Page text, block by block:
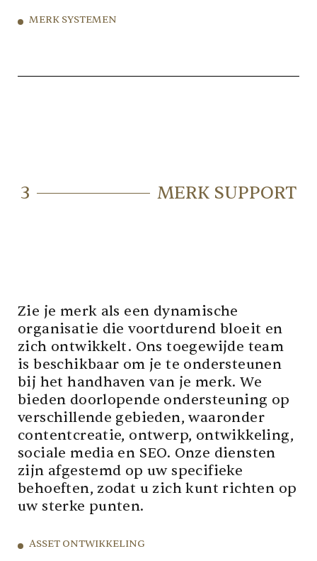
MERK SYSTEMEN
3 MERK SUPPORT
Zie je merk als een dynamische
organisatie die voortdurend bloeit en
zich ontwikkelt. Ons toegewijde team
is beschikbaar om je te ondersteunen
bij het handhaven van je merk. We
bieden doorlopende ondersteuning op
verschillende gebieden, waaronder
contentcreatie, ontwerp, ontwikkeling,
sociale media en SEO. Onze diensten
zijn afgestemd op uw specifieke
behoeften, zodat u zich kunt richten op
uw sterke punten.
ASSET ONTWIKKELING